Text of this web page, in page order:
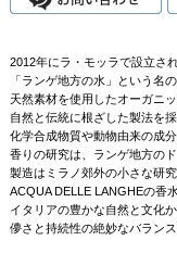
2012年にラ・モッラで設立さ
「ランゲ地方の水」という名の
天然素材を使用したオーガニ
自然と伝統に根ざした製法を採
化学合成物質や動物由来の成分
香りの研究は、ランゲ地方の
製造はミラノ郊外の小さな研
ACQUA DELLE LANGHEの香水
イタリアの豊かな自然と文化
儚さと持続性の絶妙なバランス